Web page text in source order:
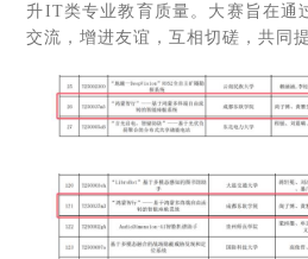
升IT类专业教育质量。大赛旨在通
交流，增进友谊，互相切磋，共同